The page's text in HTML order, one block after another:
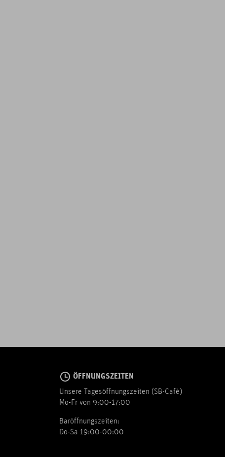
ÖFFNUNGSZEITEN
Unsere Tagesöffnungszeiten (SB-Cafè)
Mo-Fr von 9:00-17:00
Baröffnungszeiten:
Do-Sa 19:00-00:00